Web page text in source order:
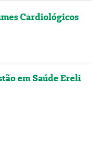
Cardiológicos
em Saúde Ereli